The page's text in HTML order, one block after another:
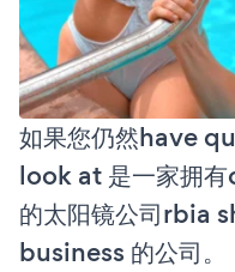
如果您仍然have
look at 是一家拥
的太阳镜公司rbia
business 的公司。